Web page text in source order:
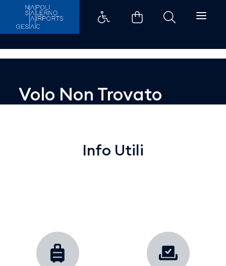
Dettaglio - Aeroporti di Napoli
Volo Non Trovato
Info Utili